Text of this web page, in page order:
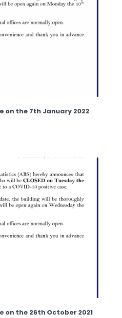
on the 7th January 2022
on the 26th October 2021